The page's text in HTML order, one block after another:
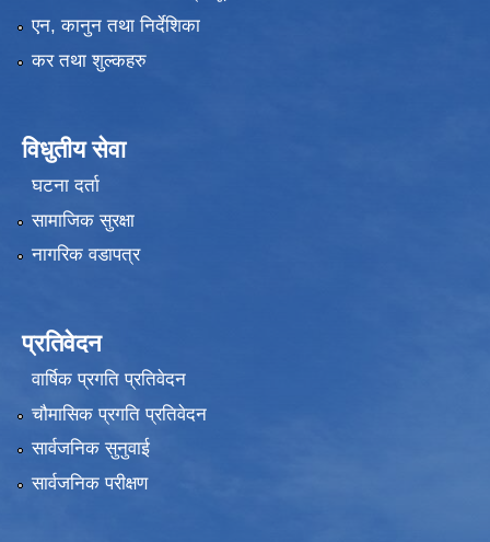
एन, कानुन तथा निर्देशिका
कर तथा शुल्कहरु
विधुतीय सेवा
घटना दर्ता
सामाजिक सुरक्षा
नागरिक वडापत्र
प्रतिवेदन
वार्षिक प्रगति प्रतिवेदन
चौमासिक प्रगति प्रतिवेदन
सार्वजनिक सुनुवाई
सार्वजनिक परीक्षण